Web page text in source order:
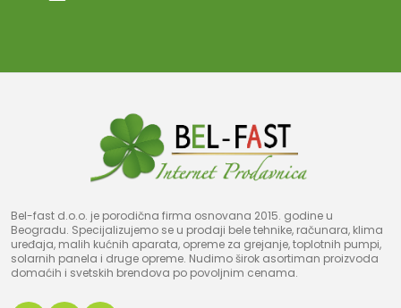
Bel-fast d.o.o. je porodična firma osnovana 2015. godine u
Beogradu. Specijalizujemo se u prodaji bele tehnike, računara, klima
uređaja, malih kućnih aparata, opreme za grejanje, toplotnih pumpi,
solarnih panela i druge opreme. Nudimo širok asortiman proizvoda
domaćih i svetskih brendova po povoljnim cenama.